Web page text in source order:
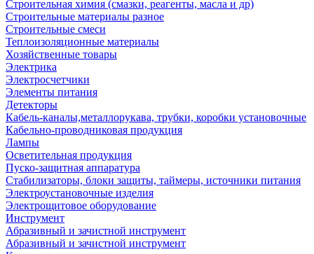
Строительная химия (смазки, реагенты, масла и др)
Строительные материалы разное
Строительные смеси
Теплоизоляционные материалы
Хозяйственные товары
Электрика
Электросчетчики
Элементы питания
Детекторы
Кабель-каналы,металлорукава, трубки, коробки установочные
Кабельно-проводниковая продукция
Лампы
Осветительная продукция
Пуско-защитная аппаратура
Стабилизаторы, блоки защиты, таймеры, источники питания
Электроустановочные изделия
Электрощитовое оборудование
Инструмент
Абразивный и зачистной инструмент
Абразивный и зачистной инструмент